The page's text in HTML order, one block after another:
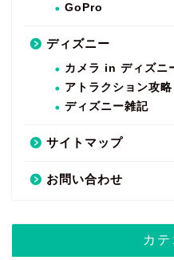
GoPro
ディズニー
カメラ in ディズニ
アトラクション攻略
ディズニー雑記
サイトマップ
お問い合わせ
カ